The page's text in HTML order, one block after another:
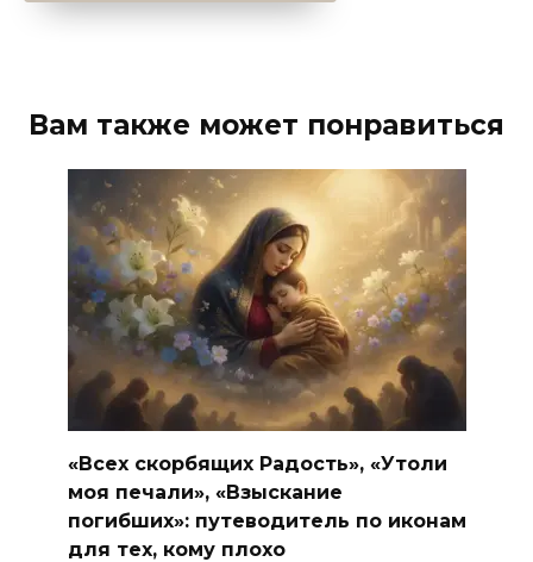
Вам также может понравиться
«Всех скорбящих Радость», «Утоли
моя печали», «Взыскание
погибших»: путеводитель по иконам
для тех, кому плохо